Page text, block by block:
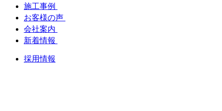
施工事例
お客様の声
会社案内
新着情報
採用情報